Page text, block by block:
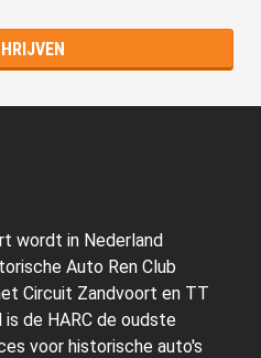
wordt in Nederland
Auto Ren Club
Circuit Zandvoort en TT
de HARC de oudste
voor historische auto's